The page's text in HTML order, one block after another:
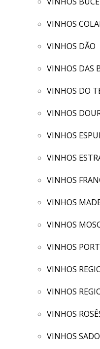
VINHOS
VINHOS DÃO
VINHOS DAS
VINHOS DO
VINHOS
VINHOS
VINHOS
VINHOS
VINHOS
VINHOS
VINHOS
VINHOS
VINHOS
VINHOS
VINHOS SADO